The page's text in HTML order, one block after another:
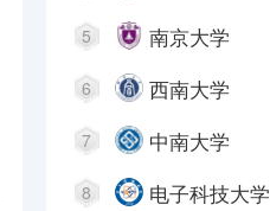
5 南京大学
6 西南大学
7 中南大学
8 电子科技大学